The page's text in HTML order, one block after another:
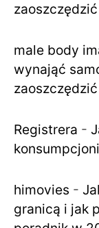
male body
wynająć
Registrera -
himovies -
granicą i jak